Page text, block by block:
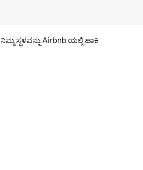
ನಿಮ್ಮ ಸ್ಥಳವನ್ನು Airbnb ಯಲ್ಲಿ ಹಾಕಿ